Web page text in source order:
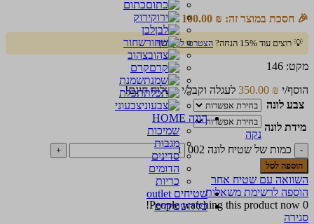
כתום
ירוק
לבן
שחור
צהוב
קרם
שמנת
תכלת
צבעוני
הוגה HOME
שמיכות
מגבות
סדינים
הדומים
כריות
שטיחים outlet
כל השטיחים
🎉 חסכת במוצר זה:
100.00 ₪
💡 רוצים עוד 15% הנחה? הצטרפו למועדון!
מקט: 146
הוסף/י
350.00 ₪
לעגלה וקבל/י משלוח חינם!
צבע לונה
מידת לונה
נקה
כמות של שטיח לונה 002
הוספה לסל
השוואה עם שטיח אחר
הוספה לרשימת משאלות
0
People watching this product now!
סגירה